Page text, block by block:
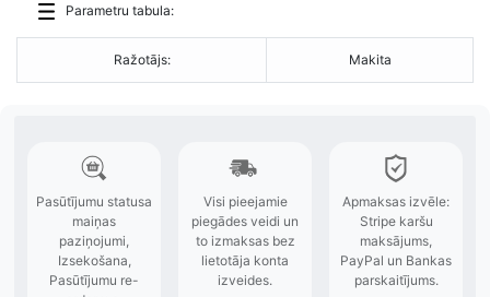
Parametru tabula:
Ražotājs: Makita